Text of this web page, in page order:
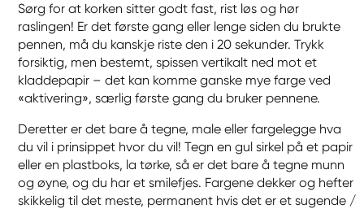
Sørg for at korken sitter godt fast, rist løs og hør
raslingen! Er det første gang eller lenge siden du brukte
pennen, må du kanskje riste den i 20 sekunder. Trykk
forsiktig, men bestemt, spissen vertikalt ned mot et
kladdepapir – det kan komme ganske mye farge ved
«aktivering», særlig første gang du bruker pennene.
Deretter er det bare å tegne, male eller fargelegge hva
du vil i prinsippet hvor du vil! Tegn en gul sirkel på et papir
eller en plastboks, la tørke, så er det bare å tegne munn
og øyne, og du har et smilefjes. Fargene dekker og hefter
skikkelig til det meste, permanent hvis det er et sugende /